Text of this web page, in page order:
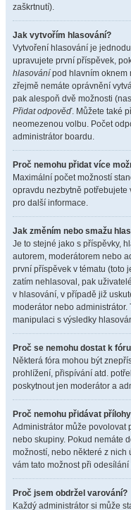
zaškrtnutí).
Jak vytvořím hlasování?
Vytvoření hlasování je
upravujete první příspěvek,
hlasování pod hlavním oknem
zřejmě nemáte oprávnění
pak alespoň dvě možnosti
Přidat odpověď. Můžete také
neomezenou volbu. Počet
administrátor boardu.
Proč nemohu přidat více
Maximální počet možností
opravdu nezbytně potřebujete
pro další informace.
Jak změním nebo smažu
Je to stejné jako s příspěvky,
autorem, moderátorem nebo
první příspěvek v tématu (toto
zatím nehlasoval, pak
v hlasování, v případě již
moderátor nebo
manipulaci s výsledky
Proč se nemohu dostat k
Některá fóra mohou být
prohlížení, přispívání atd.
poskytnout jen moderátor a
Proč nemohu přidávat
Administrátor může povolovat
nebo skupiny. Pokud nemáte
možností, nebo některé z
vám tato možnost při
Proč jsem obdržel varování?
Každý administrátor si může